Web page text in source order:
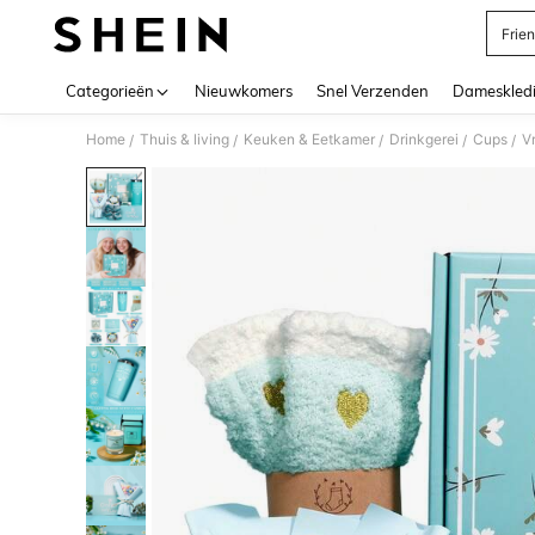
Categorieën Nieuwkomers Snel Verzenden
Home / Thuis & living / Keuken & Eetkamer / Drinkgerei / Cups /